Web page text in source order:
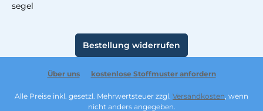
segel
Bestellung widerrufen
Über uns kostenlose Stoffmuster anfordern
Alle Preise inkl. gesetzl. Mehrwertsteuer zzgl. Versandkosten, wenn
nicht anders angegeben.